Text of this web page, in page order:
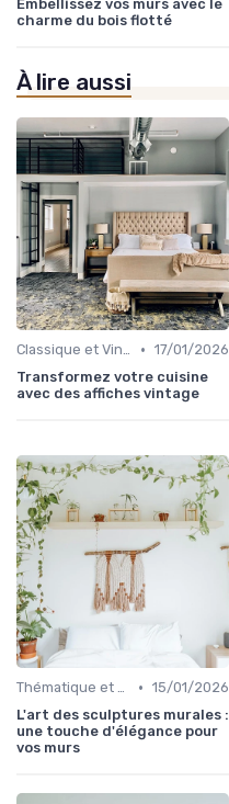
Embellissez vos murs avec le
charme du bois flotté
À lire aussi
Classique et Vintage • 17/01/2026
Transformez votre cuisine
avec des affiches vintage
Thématique et Artistique • 15/01/2026
L'art des sculptures murales :
une touche d'élégance pour
vos murs